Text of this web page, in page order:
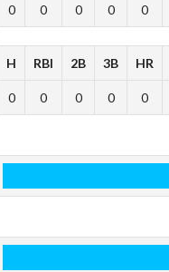
0 0 0 0 0
H RBI 2B 3B HR
0 0 0 0 0